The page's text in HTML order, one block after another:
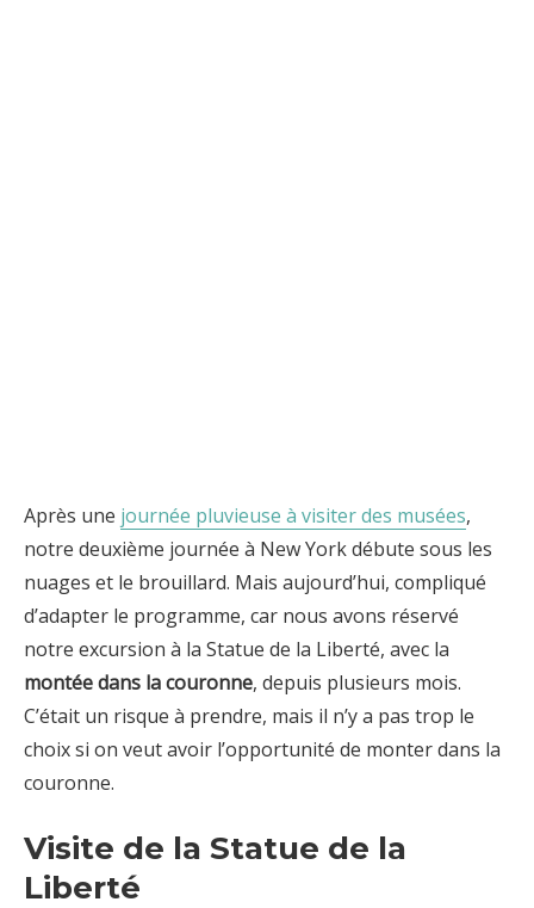
Après une journée pluvieuse à visiter des musées,
notre deuxième journée à New York débute sous les
nuages et le brouillard. Mais aujourd’hui, compliqué
d’adapter le programme, car nous avons réservé
notre excursion à la Statue de la Liberté, avec la
montée dans la couronne, depuis plusieurs mois.
C’était un risque à prendre, mais il n’y a pas trop le
choix si on veut avoir l’opportunité de monter dans la
couronne.
Visite de la Statue de la
Liberté